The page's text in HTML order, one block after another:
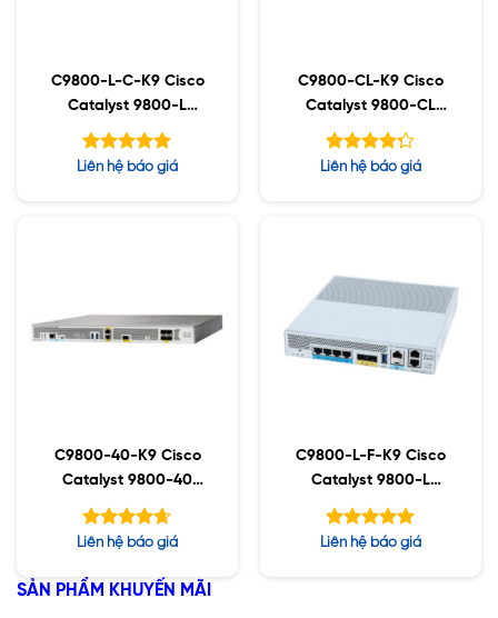
C9800-L-C-K9 Cisco
Catalyst 9800-L
Wireless Controller
Copper Uplink
Được xếp
Liên hệ báo giá
C9800-CL-K9 Cisco
Catalyst 9800-CL
Wireless Controller for
Cloud
Được xếp
Liên hệ báo giá
C9800-40-K9 Cisco
Catalyst 9800-40
Wireless Controller
Được xếp
5 sao
Liên hệ báo giá
C9800-L-F-K9 Cisco
Catalyst 9800-L
Wireless Controller
Fiber Uplink
Được xếp
Liên hệ báo giá
SẢN PHẨM KHUYẾN MÃI